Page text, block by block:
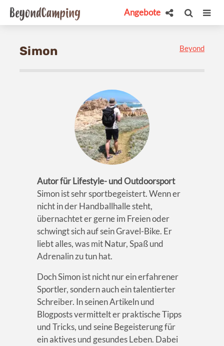
Angebote
Simon Beyond
Autor für Lifestyle- und Outdoorsport
Simon ist sehr sportbegeistert. Wenn er
nicht in der Handballhalle steht,
übernachtet er gerne im Freien oder
schwingt sich auf sein Gravel-Bike. Er
liebt alles, was mit Natur, Spaß und
Adrenalin zu tun hat.
Doch Simon ist nicht nur ein erfahrener
Sportler, sondern auch ein talentierter
Schreiber. In seinen Artikeln und
Blogposts vermittelt er praktische Tipps
und Tricks, und seine Begeisterung für
ein aktives und gesundes Leben. Dabei